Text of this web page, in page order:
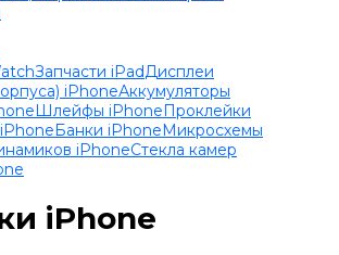
Запчасти iPadДисплеи
iPhoneАккумуляторы
Шлейфы iPhoneПроклейки
Банки iPhoneМикросхемы
iPhoneСтекла камер
iPhone